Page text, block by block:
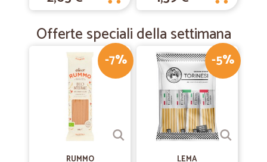
Offerte speciali della settimana
-7%
RUMMO
-5%
LEMA